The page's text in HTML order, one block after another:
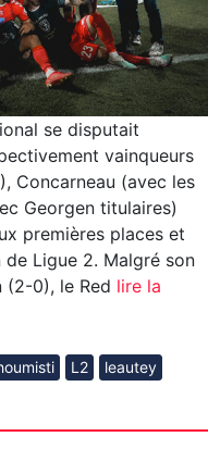
se disputait
vainqueurs
Concarneau (avec les
Georgen titulaires)
premières places et
Ligue 2. Malgré son
(2-0), le Red lire la
L2
leautey